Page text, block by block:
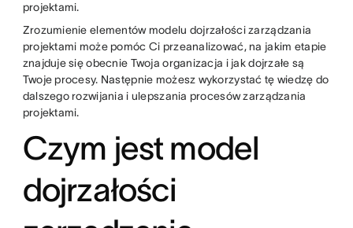
projektami.
Zrozumienie elementów modelu dojrzałości zarządzania
projektami może pomóc Ci przeanalizować, na jakim etapie
znajduje się obecnie Twoja organizacja i jak dojrzałe są
Twoje procesy. Następnie możesz wykorzystać tę wiedzę do
dalszego rozwijania i ulepszania procesów zarządzania
projektami.
Czym jest model
dojrzałości